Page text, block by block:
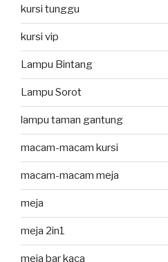
kursi tunggu
kursi vip
Lampu Bintang
Lampu Sorot
lampu taman gantung
macam-macam kursi
macam-macam meja
meja
meja 2in1
meja bar kaca